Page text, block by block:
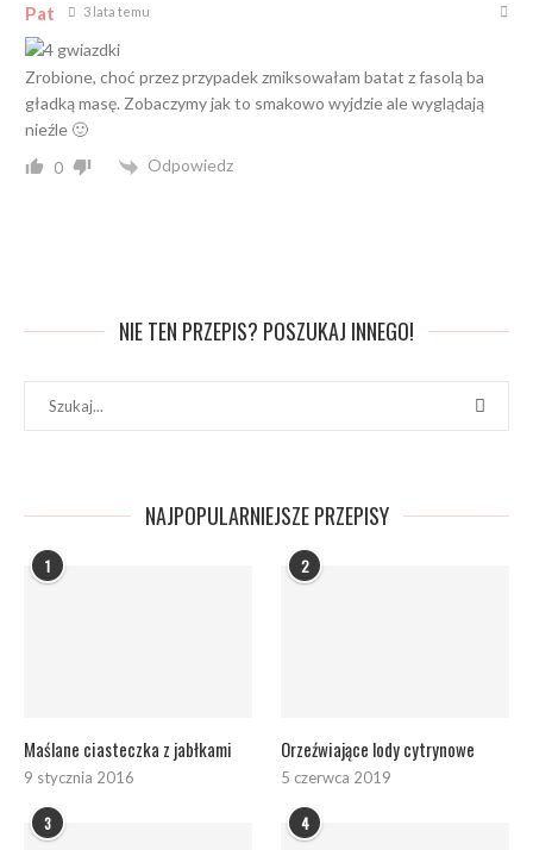
Pat 3 lata temu
Zrobione, choć przez przypadek zmiksowałam batat z fasolą ba
gładką masę. Zobaczymy jak to smakowo wyjdzie ale wyglądają
nieźle 🙂
0
Odpowiedz
NIE TEN PRZEPIS? POSZUKAJ INNEGO!
NAJPOPULARNIEJSZE PRZEPISY
1
Maślane ciasteczka z jabłkami
9 stycznia 2016
2
Orzeźwiające lody cytrynowe
5 czerwca 2019
3 4